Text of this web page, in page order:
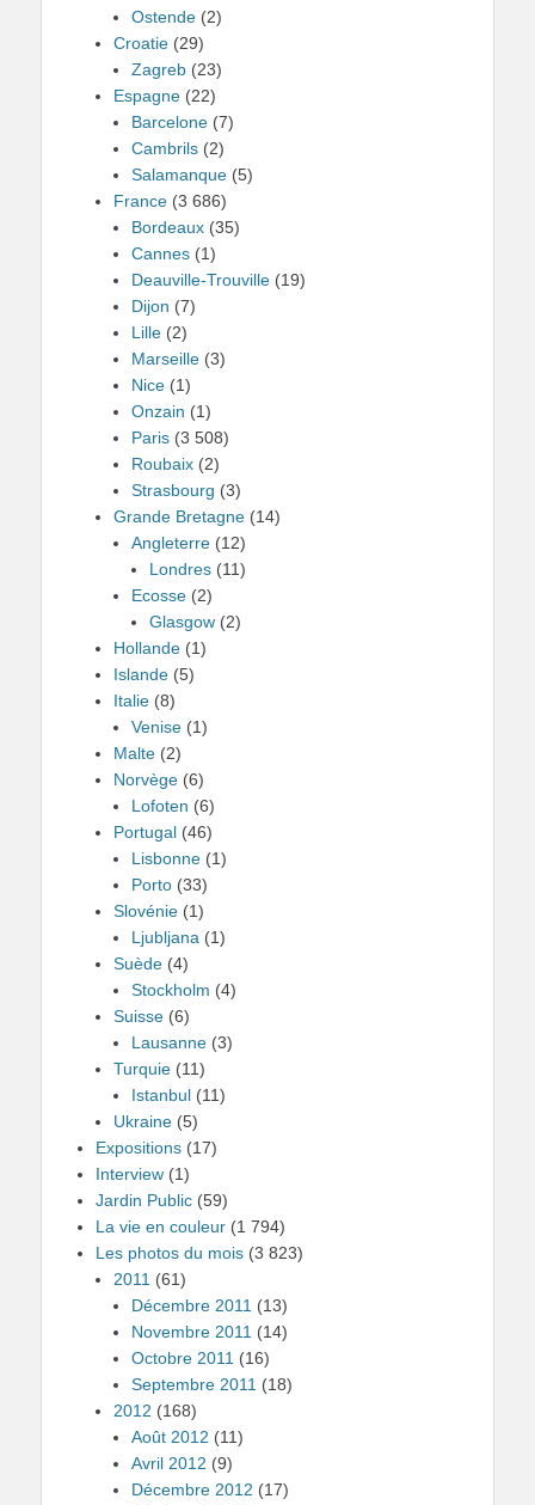
Ostende (2)
Croatie (29)
Zagreb (23)
Espagne (22)
Barcelone (7)
Cambrils (2)
Salamanque (5)
France (3 686)
Bordeaux (35)
Cannes (1)
Deauville-Trouville (19)
Dijon (7)
Lille (2)
Marseille (3)
Nice (1)
Onzain (1)
Paris (3 508)
Roubaix (2)
Strasbourg (3)
Grande Bretagne (14)
Angleterre (12)
Londres (11)
Ecosse (2)
Glasgow (2)
Hollande (1)
Islande (5)
Italie (8)
Venise (1)
Malte (2)
Norvège (6)
Lofoten (6)
Portugal (46)
Lisbonne (1)
Porto (33)
Slovénie (1)
Ljubljana (1)
Suède (4)
Stockholm (4)
Suisse (6)
Lausanne (3)
Turquie (11)
Istanbul (11)
Ukraine (5)
Expositions (17)
Interview (1)
Jardin Public (59)
La vie en couleur (1 794)
Les photos du mois (3 823)
2011 (61)
Décembre 2011 (13)
Novembre 2011 (14)
Octobre 2011 (16)
Septembre 2011 (18)
2012 (168)
Août 2012 (11)
Avril 2012 (9)
Décembre 2012 (17)